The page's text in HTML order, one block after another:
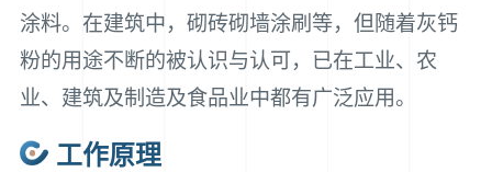
涂料。在建筑中，砌砖砌墙涂刷等，但随着灰钙
粉的用途不断的被认识与认可，已在工业、农
业、建筑及制造及食品业中都有广泛应用。
工作原理